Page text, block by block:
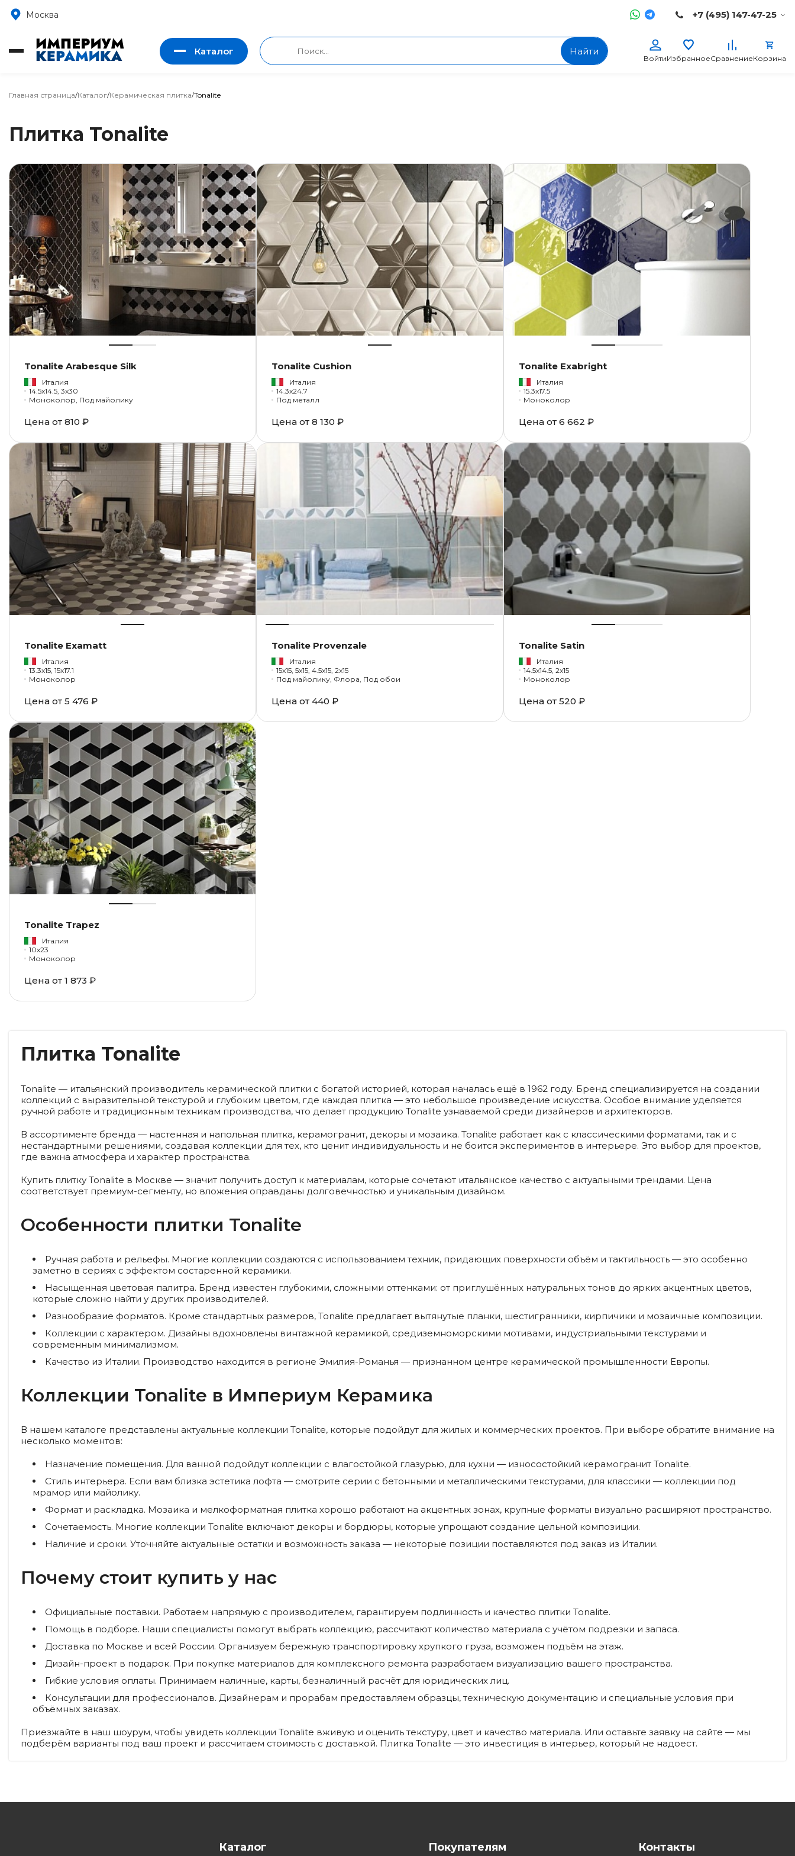
Москва +7 (495) 147-47-25
Каталог Найти
ВойтиИзбранноеСравнениеКорзина
Главная страница/Каталог/Керамическая плитка/Tonalite
Плитка Tonalite
Tonalite Arabesque Silk
Италия
14.5x14.5, 3x30
Моноколор, Под майолику
Цена от 810 ₽
Tonalite Cushion
Италия
14.3x24.7
Под металл
Цена от 8 130 ₽
Tonalite Exabright
Италия
15.3x17.5
Моноколор
Цена от 6 662 ₽
Tonalite Examatt
Италия
13.3x15, 15x17.1
Моноколор
Цена от 5 476 ₽
Tonalite Provenzale
Италия
15x15, 5x15, 4.5x15, 2x15
Под майолику, Флора, Под обои
Цена от 440 ₽
Tonalite Satin
Италия
14.5x14.5, 2x15
Моноколор
Цена от 520 ₽
Tonalite Trapez
Италия
10x23
Моноколор
Цена от 1 873 ₽
Плитка Tonalite
Tonalite — итальянский производитель керамической плитки с богатой историей, которая началась ещё в 1962 году. Бренд специализируется на создании
коллекций с выразительной текстурой и глубоким цветом, где каждая плитка — это небольшое произведение искусства. Особое внимание уделяется
ручной работе и традиционным техникам производства, что делает продукцию Tonalite узнаваемой среди дизайнеров и архитекторов.
В ассортименте бренда — настенная и напольная плитка, керамогранит, декоры и мозаика. Tonalite работает как с классическими форматами, так и с
нестандартными решениями, создавая коллекции для тех, кто ценит индивидуальность и не боится экспериментов в интерьере. Это выбор для проектов,
где важна атмосфера и характер пространства.
Купить плитку Tonalite в Москве — значит получить доступ к материалам, которые сочетают итальянское качество с актуальными трендами. Цена
соответствует премиум-сегменту, но вложения оправданы долговечностью и уникальным дизайном.
Особенности плитки Tonalite
Ручная работа и рельефы. Многие коллекции создаются с использованием техник, придающих поверхности объём и тактильность — это особенно
заметно в сериях с эффектом состаренной керамики.
Насыщенная цветовая палитра. Бренд известен глубокими, сложными оттенками: от приглушённых натуральных тонов до ярких акцентных цветов,
которые сложно найти у других производителей.
Разнообразие форматов. Кроме стандартных размеров, Tonalite предлагает вытянутые планки, шестигранники, кирпичики и мозаичные композиции.
Коллекции с характером. Дизайны вдохновлены винтажной керамикой, средиземноморскими мотивами, индустриальными текстурами и
современным минимализмом.
Качество из Италии. Производство находится в регионе Эмилия-Романья — признанном центре керамической промышленности Европы.
Коллекции Tonalite в Империум Керамика
В нашем каталоге представлены актуальные коллекции Tonalite, которые подойдут для жилых и коммерческих проектов. При выборе обратите внимание на
несколько моментов:
Назначение помещения. Для ванной подойдут коллекции с влагостойкой глазурью, для кухни — износостойкий керамогранит Tonalite.
Стиль интерьера. Если вам близка эстетика лофта — смотрите серии с бетонными и металлическими текстурами, для классики — коллекции под
мрамор или майолику.
Формат и раскладка. Мозаика и мелкоформатная плитка хорошо работают на акцентных зонах, крупные форматы визуально расширяют пространство.
Сочетаемость. Многие коллекции Tonalite включают декоры и бордюры, которые упрощают создание цельной композиции.
Наличие и сроки. Уточняйте актуальные остатки и возможность заказа — некоторые позиции поставляются под заказ из Италии.
Почему стоит купить у нас
Официальные поставки. Работаем напрямую с производителем, гарантируем подлинность и качество плитки Tonalite.
Помощь в подборе. Наши специалисты помогут выбрать коллекцию, рассчитают количество материала с учётом подрезки и запаса.
Доставка по Москве и всей России. Организуем бережную транспортировку хрупкого груза, возможен подъём на этаж.
Дизайн-проект в подарок. При покупке материалов для комплексного ремонта разработаем визуализацию вашего пространства.
Гибкие условия оплаты. Принимаем наличные, карты, безналичный расчёт для юридических лиц.
Консультации для профессионалов. Дизайнерам и прорабам предоставляем образцы, техническую документацию и специальные условия при
объёмных заказах.
Приезжайте в наш шоурум, чтобы увидеть коллекции Tonalite вживую и оценить текстуру, цвет и качество материала. Или оставьте заявку на сайте — мы
подберём варианты под ваш проект и рассчитаем стоимость с доставкой. Плитка Tonalite — это инвестиция в интерьер, который не надоест.
Каталог Покупателям Контакты